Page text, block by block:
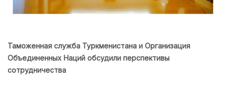
Таможенная служба Туркменистана и Организация
Объединенных Наций обсудили перспективы
сотрудничества